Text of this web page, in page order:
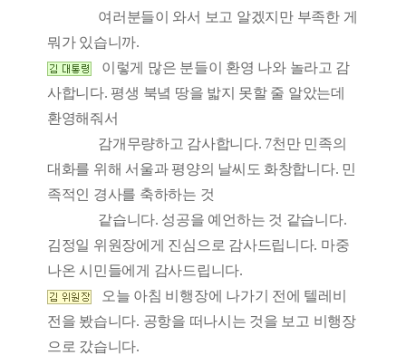
여러분들이 와서 보고 알겠지만 부족한 게
뭐가 있습니까.
이렇게 많은 분들이 환영 나와 놀라고 감
사합니다. 평생 북녘 땅을 밟지 못할 줄 알았는데
환영해줘서
감개무량하고 감사합니다. 7천만 민족의
대화를 위해 서울과 평양의 날씨도 화창합니다. 민
족적인 경사를 축하하는 것
같습니다. 성공을 예언하는 것 같습니다.
김정일 위원장에게 진심으로 감사드립니다. 마중
나온 시민들에게 감사드립니다.
오늘 아침 비행장에 나가기 전에 텔레비
전을 봤습니다. 공항을 떠나시는 것을 보고 비행장
으로 갔습니다.